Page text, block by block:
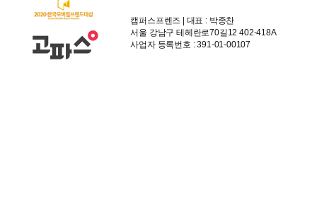
캠퍼스프렌즈 | 대표 : 박종찬
서울 강남구 테헤란로70길12 402-418A
사업자 등록번호 : 391-01-00107